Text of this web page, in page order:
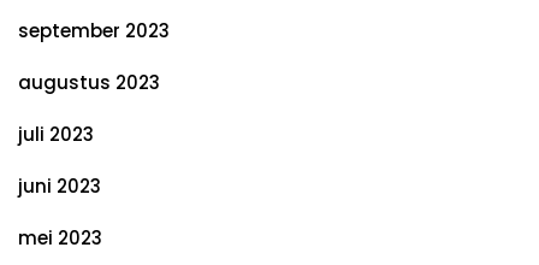
september 2023
augustus 2023
juli 2023
juni 2023
mei 2023